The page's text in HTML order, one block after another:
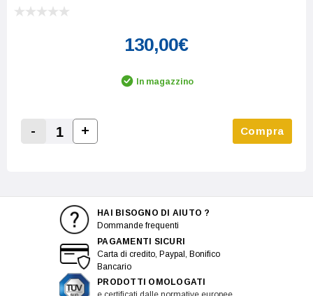
130,00€
In magazzino
Decrease Quantity:
-
Increase Quantity:
+ Compra
HAI BISOGNO DI AIUTO ?
Dommande frequenti
PAGAMENTI SICURI
Carta di credito, Paypal, Bonifico
Bancario
PRODOTTI OMOLOGATI